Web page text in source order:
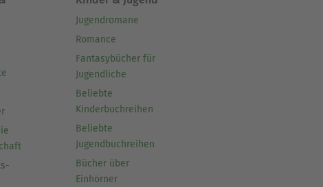
Jugendromane
Romance
Fantasybücher für
Jugendliche
Beliebte
Kinderbuchreihen
Beliebte
Jugendbuchreihen
Bücher über
Einhörner